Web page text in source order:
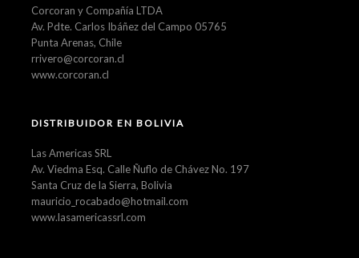
Corcoran y Compañía LTDA
Av. Pdte. Carlos Ibáñez del Campo 05765
Punta Arenas, Chile
rrivero@corcoran.cl
www.corcoran.cl
DISTRIBUIDOR EN BOLIVIA
Las Americas SRL
Av. Viedma Esq. Calle Ñuflo de Chávez No. 197
Santa Cruz de la Sierra, Bolivia
mauricio_rocabado@hotmail.com
www.lasamericassrl.com